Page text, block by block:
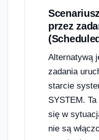
przez
Alternatywą
zadania
starcie
SYSTEM.
się w
nie są